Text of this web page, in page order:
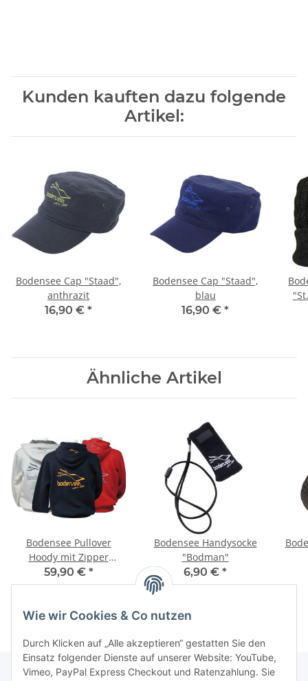
Kunden kauften dazu folgende
Artikel:
Bodensee Cap "Staad",
anthrazit
16,90 € *
Bodensee Cap "Staad",
blau
16,90 € *
Ähnliche Artikel
Bodensee Pullover
Hoody mit Zipper
"Kirchberg"
59,90 € *
Bodensee Handysocke
"Bodman"
6,90 € *
Wie wir Cookies & Co nutzen
Durch Klicken auf „Alle akzeptieren“ gestatten Sie den
Einsatz folgender Dienste auf unserer Website: YouTube,
Vimeo, PayPal Express Checkout und Ratenzahlung. Sie